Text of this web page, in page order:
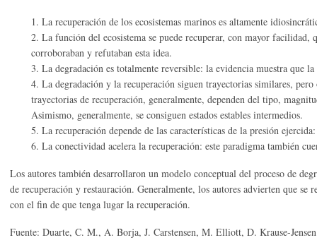
1. La recuperación de los ecosistemas marinos es altamente
2. La función del ecosistema se puede recuperar, con mayor facilidad,
corroboraban y refutaban esta idea.
3. La degradación es totalmente reversible: la evidencia muestra que
4. La degradación y la recuperación siguen trayectorias similares, pero
trayectorias de recuperación, generalmente, dependen del tipo,
Asimismo, generalmente, se consiguen estados estables intermedios.
5. La recuperación depende de las características de la presión
6. La conectividad acelera la recuperación: este paradigma también
Los autores también desarrollaron un modelo conceptual del proceso de
de recuperación y restauración. Generalmente, los autores advierten que
con el fin de que tenga lugar la recuperación.
Fuente: Duarte, C. M., A. Borja, J. Carstensen, M. Elliott, D. Krause-